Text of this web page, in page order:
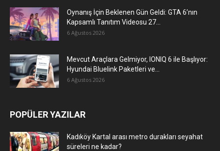
Oynanış İçin Beklenen Gün Geldi: GTA 6’nın
Kapsamlı Tanıtım Videosu 27...
6 Ağustos 2026
Mevcut Araçlara Gelmiyor, IONIQ 6 ile Başlıyor:
Hyundai Bluelink Paketleri ve...
6 Ağustos 2026
POPÜLER YAZILAR
Kadıköy Kartal arası metro durakları seyahat
süreleri ne kadar?